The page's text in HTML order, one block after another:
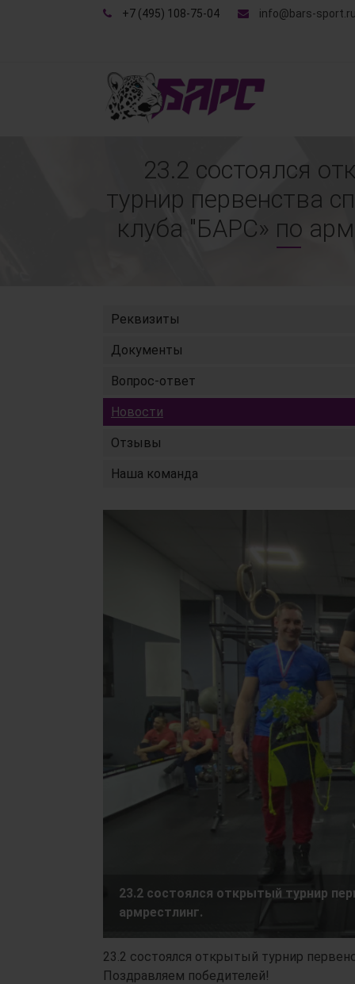
+7 (495) 108-75-04 info@bars-
23.2 состоялся
турнир первенства
клуба "БАРС» по
Реквизиты
Документы
Вопрос-ответ
Новости
Отзывы
Наша команда
23.2 состоялся открытый турнир
армрестлинг.
23.2 состоялся открытый турнир
Поздравляем победителей!